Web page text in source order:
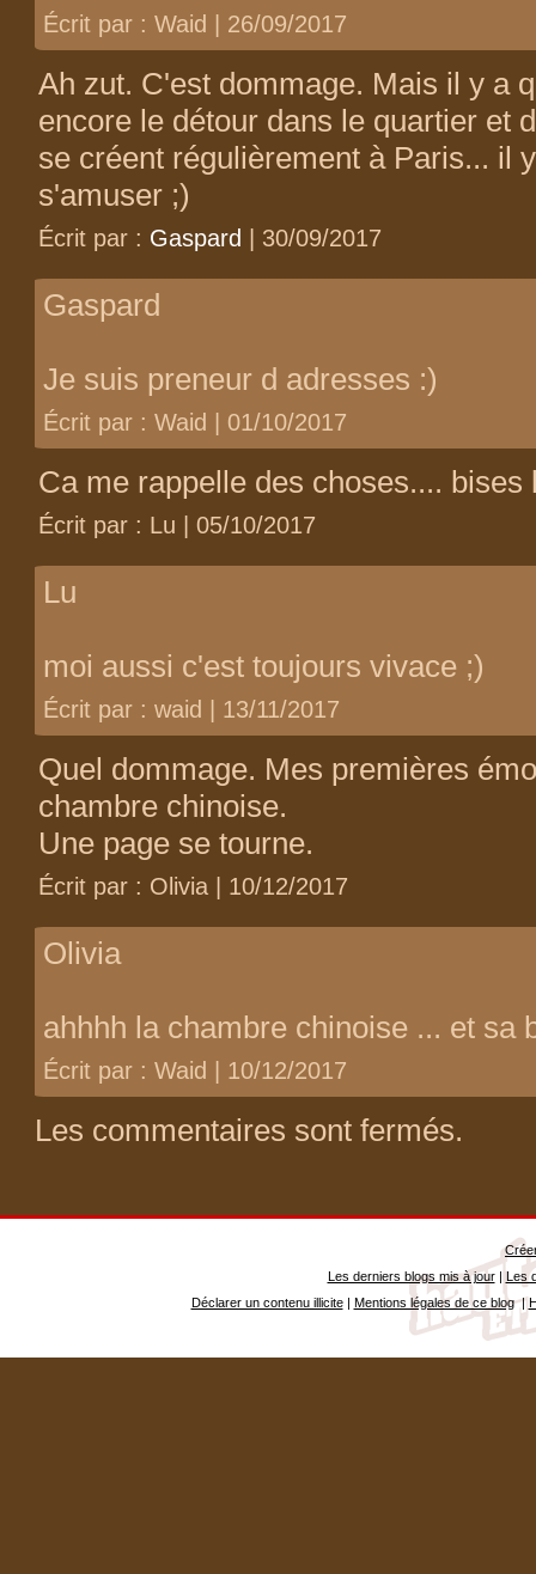
Écrit par : Waid | 26/09/2017
Ah zut. C'est dommage. Mais il y a
encore le détour dans le quartier et
se créent régulièrement à Paris... il
s'amuser ;)
Écrit par : Gaspard | 30/09/2017
Gaspard
Je suis preneur d adresses :)
Écrit par : Waid | 01/10/2017
Ca me rappelle des choses.... bises
Écrit par : Lu | 05/10/2017
Lu
moi aussi c'est toujours vivace ;)
Écrit par : waid | 13/11/2017
Quel dommage. Mes premières
chambre chinoise.
Une page se tourne.
Écrit par : Olivia | 10/12/2017
Olivia
ahhhh la chambre chinoise ... et sa
Écrit par : Waid | 10/12/2017
Les commentaires sont fermés.
Les derniers blogs mis à jour| Les
Déclarer un contenu illicite| Mentions légales de ce blog|